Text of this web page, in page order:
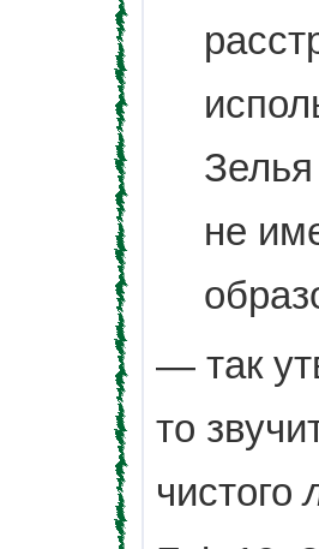
Зелья
не
— так
то
чистого